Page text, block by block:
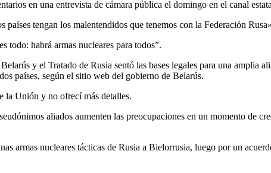
en una entrevista de cámara pública el domingo en el canal
tengan los malentendidos que tenemos con la Federación
todo: habrá armas nucleares para todos”.
y el Tratado de Rusia sentó las bases legales para una amplia
países, según el sitio web del gobierno de Belarús.
la Unión y no ofrecí más detalles.
aliados aumenten las preocupaciones en un momento de
armas nucleares tácticas de Rusia a Bielorrusia, luego por un